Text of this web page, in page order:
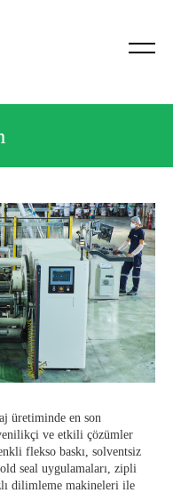
üretiminde en son
ve etkili çözümler
flekso baskı, solventsiz
seal uygulamaları, zipli
dilimleme makineleri ile